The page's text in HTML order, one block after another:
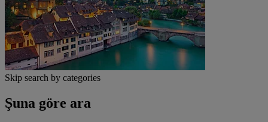
Skip search by categories
Şuna göre ara